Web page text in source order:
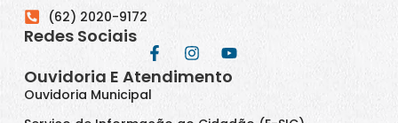
(62) 2020-9172
Redes Sociais
Ouvidoria E Atendimento
Ouvidoria Municipal